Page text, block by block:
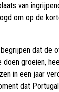
van
om op de
dat de
groeien,
in een jaar
dat